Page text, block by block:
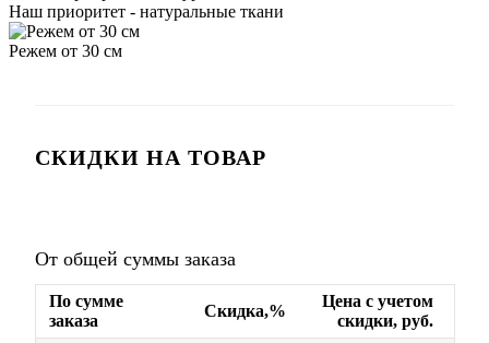
Наш приоритет - натуральные ткани
Режем от 30 см
СКИДКИ НА ТОВАР
От общей суммы заказа
По сумме
заказа
Скидка,%
Цена с учетом
скидки, руб.